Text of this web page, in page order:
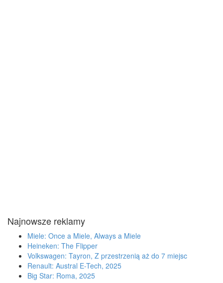
Najnowsze reklamy
Miele: Once a Miele, Always a Miele
Heineken: The Flipper
Volkswagen: Tayron, Z przestrzenią aż do 7 miejsc
Renault: Austral E-Tech, 2025
Big Star: Roma, 2025